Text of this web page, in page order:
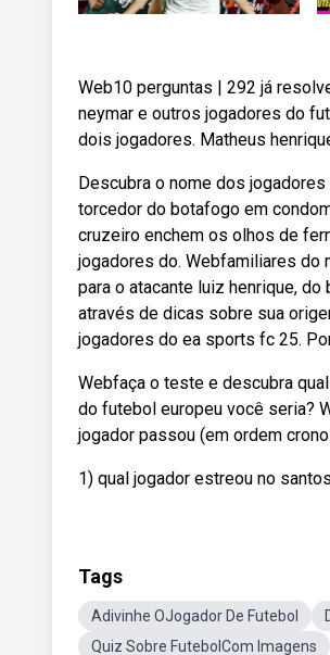
Web10 perguntas | 292 já
neymar e outros jogadores do
dois jogadores. Matheus
Descubra o nome dos
torcedor do botafogo em
cruzeiro enchem os olhos de
jogadores do. Webfamiliares do
para o atacante luiz henrique,
através de dicas sobre sua
jogadores do ea sports fc 25.
Webfaça o teste e descubra
do futebol europeu você seria?
jogador passou (em ordem
1) qual jogador estreou no
Tags
Adivinhe OJogador De Futebol
Quiz Sobre FutebolCom Imagens